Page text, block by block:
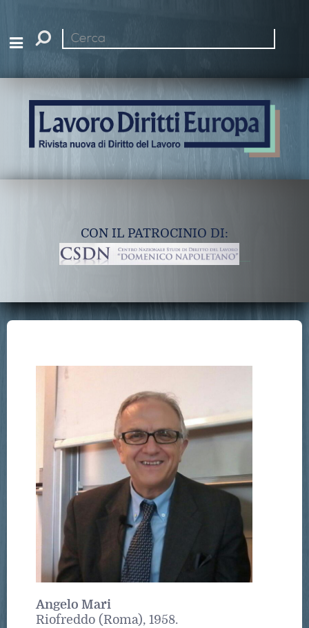
Cerca
CON IL PATROCINIO DI:
Angelo Mari
Riofreddo (Roma), 1958.